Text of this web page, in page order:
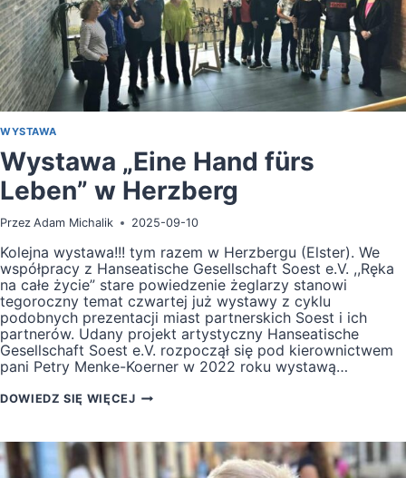
WYSTAWA
Wystawa „Eine Hand fürs
Leben” w Herzberg
Przez Adam Michalik 2025-09-10
Kolejna wystawa!!! tym razem w Herzbergu (Elster). We
współpracy z Hanseatische Gesellschaft Soest e.V. ,,Ręka
na całe życie” stare powiedzenie żeglarzy stanowi
tegoroczny temat czwartej już wystawy z cyklu
podobnych prezentacji miast partnerskich Soest i ich
partnerów. Udany projekt artystyczny Hanseatische
Gesellschaft Soest e.V. rozpoczął się pod kierownictwem
pani Petry Menke-Koerner w 2022 roku wystawą…
DOWIEDZ SIĘ WIĘCEJWYSTAWA
LEBEN”
W
HERZBERG